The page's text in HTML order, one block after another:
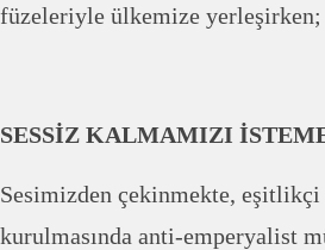
füzeleriyle ülkemize yerleşirken;
SESSİZ KALMAMIZI
Sesimizden çekinmekte,
kurulmasında anti-emperyalist